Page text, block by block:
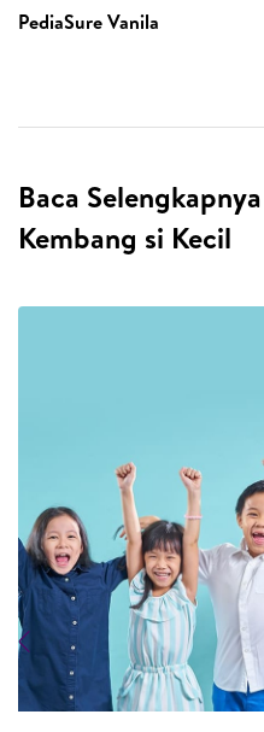
PediaSure Vanila
Baca
Kembang si Kecil
Previous